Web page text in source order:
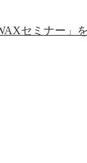
セミナー」